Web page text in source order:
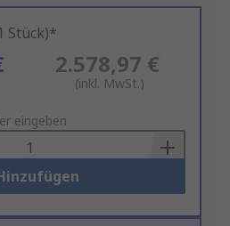
Stück)*
2.578,97 €
(inkl. MwSt.)
eingeben